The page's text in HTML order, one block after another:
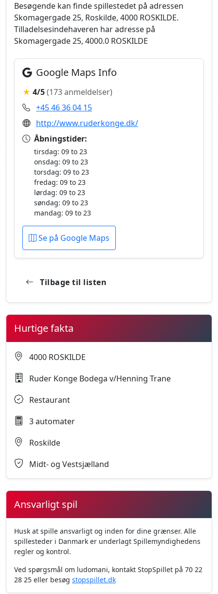
Besøgende kan finde spillestedet på adressen
Skomagergade 25, Roskilde, 4000 ROSKILDE.
Tilladelsesindehaveren har adresse på
Skomagergade 25, 4000.0 ROSKILDE
Google Maps Info
★ 4/5(173 anmeldelser)
+45 46 36 04 15
http://www.ruderkonge.dk/
Åbningstider:
tirsdag: 09 to 23
onsdag: 09 to 23
torsdag: 09 to 23
fredag: 09 to 23
lørdag: 09 to 23
søndag: 09 to 23
mandag: 09 to 23
Se på Google Maps
Tilbage til listen
Hurtige fakta
4000 ROSKILDE
Ruder Konge Bodega v/Henning Trane
Restaurant
3 automater
Roskilde
Midt- og Vestsjælland
Ansvarligt spil
Husk at spille ansvarligt og inden for dine grænser. Alle
spillesteder i Danmark er underlagt Spillemyndighedens
regler og kontrol.
Ved spørgsmål om ludomani, kontakt StopSpillet på 70 22
28 25 eller besøg stopspillet.dk